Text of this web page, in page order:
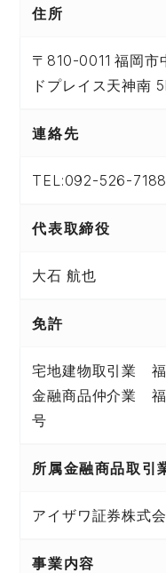
住所
〒810-0011 福岡市
ドプレイス天神南
連絡先
TEL:092-526-
代表取締役
大石 航也
免許
宅地建物取引業
金融商品仲介業 福
号
所属金融商品取引
アイザワ証券株式
事業内容